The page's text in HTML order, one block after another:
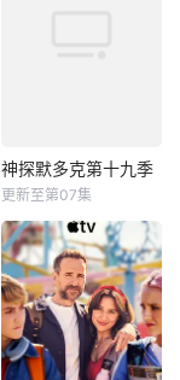
神探默多克第十九季
神探默多克第十九季
更新至第07集